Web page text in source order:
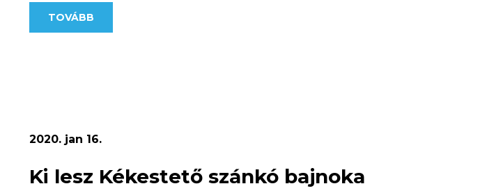
TOVÁBB
2020. jan 16.
Ki lesz Kékestető szánkó bajnoka